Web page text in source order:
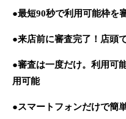
●最短90秒で利用可能枠を
●来店前に審査完了！店頭
●審査は一度だけ。利用可
用可能
●スマートフォンだけで簡